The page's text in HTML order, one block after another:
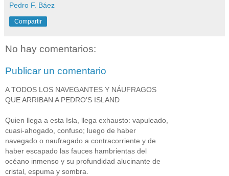
Pedro F. Báez
Compartir
No hay comentarios:
Publicar un comentario
A TODOS LOS NAVEGANTES Y NÁUFRAGOS
QUE ARRIBAN A PEDRO’S ISLAND
Quien llega a esta Isla, llega exhausto: vapuleado,
cuasi-ahogado, confuso; luego de haber
navegado o naufragado a contracorriente y de
haber escapado las fauces hambrientas del
océano inmenso y su profundidad alucinante de
cristal, espuma y sombra.